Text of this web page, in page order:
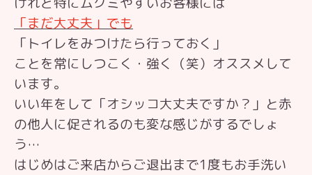
「まだ大丈夫」でも
「トイレをみつけたら行っておく」
ことを常にしつこく・強く（笑）オススメして
います。
いい年をして「オシッコ大丈夫ですか？」と赤
の他人に促されるのも変な感じがするでしょ
う…
はじめはご来店からご退出まで1度もお手洗い